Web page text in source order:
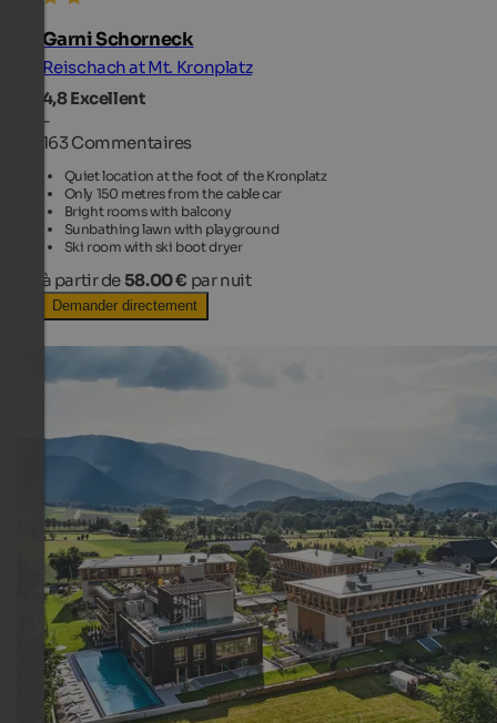
Garni Schorneck
Reischach at Mt. Kronplatz
4,8Excellent
-
163 Commentaires
Quiet location at the foot of the Kronplatz
Only 150 metres from the cable car
Bright rooms with balcony
Sunbathing lawn with playground
Ski room with ski boot dryer
à partir de 58.00 € par nuit
Demander directement